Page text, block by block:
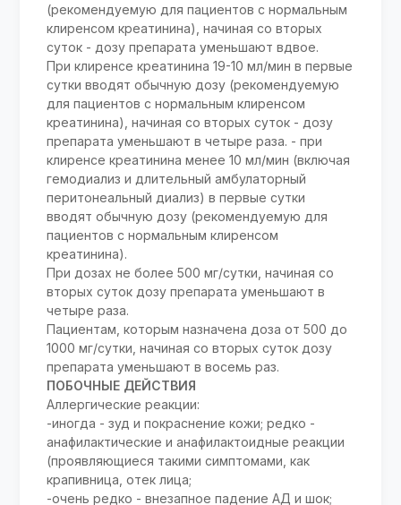
(рекомендуемую для пациентов с нормальным
клиренсом креатинина), начиная со вторых
суток - дозу препарата уменьшают вдвое.
При клиренсе креатинина 19-10 мл/мин в первые
сутки вводят обычную дозу (рекомендуемую
для пациентов с нормальным клиренсом
креатинина), начиная со вторых суток - дозу
препарата уменьшают в четыре раза. - при
клиренсе креатинина менее 10 мл/мин (включая
гемодиализ и длительный амбулаторный
перитонеальный диализ) в первые сутки
вводят обычную дозу (рекомендуемую для
пациентов с нормальным клиренсом
креатинина).
При дозах не более 500 мг/сутки, начиная со
вторых суток дозу препарата уменьшают в
четыре раза.
Пациентам, которым назначена доза от 500 до
1000 мг/сутки, начиная со вторых суток дозу
препарата уменьшают в восемь раз.
ПОБОЧНЫЕ ДЕЙСТВИЯ
Аллергические реакции:
-иногда - зуд и покраснение кожи; редко -
анафилактические и анафилактоидные реакции
(проявляющиеся такими симптомами, как
крапивница, отек лица;
-очень редко - внезапное падение АД и шок;